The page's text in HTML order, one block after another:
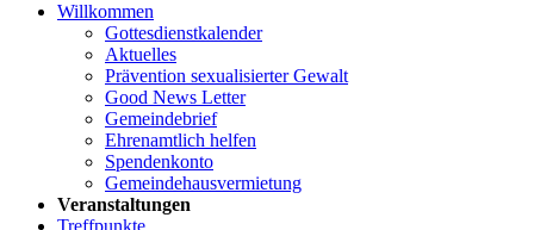
Willkommen
Gottesdienstkalender
Aktuelles
Prävention sexualisierter Gewalt
Good News Letter
Gemeindebrief
Ehrenamtlich helfen
Spendenkonto
Gemeindehausvermietung
Veranstaltungen
Treffpunkte